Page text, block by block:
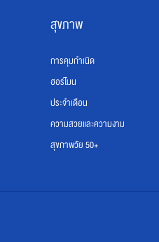
สุขภาพ
การคุมกำเนิด
ฮอร์โมน
ประจำเดือน
ความสวยและความงาม
สุขภาพวัย 50+